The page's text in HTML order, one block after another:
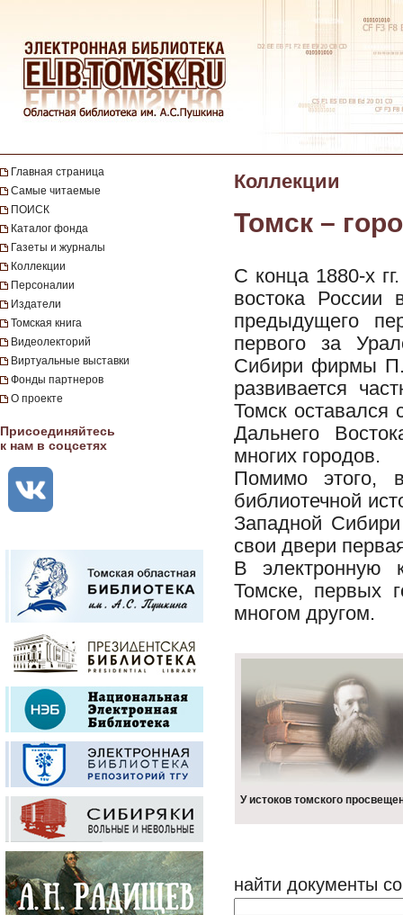
Главная страница
Самые читаемые
ПОИСК
Каталог фонда
Газеты и журналы
Коллекции
Персоналии
Издатели
Томская книга
Видеолекторий
Виртуальные выставки
Фонды партнеров
О проекте
Присоединяйтесь
к нам в соцсетях
Коллекции
Томск –
С конца 1880-х
востока России
предыдущего
первого за
Сибири фирмы П.
развивается
Томск
Дальнего
многих городов.
Помимо этого,
библиотечной
Западной
свои двери
В электронную
Томске, первых
многом другом.
У истоков томского
найти документы